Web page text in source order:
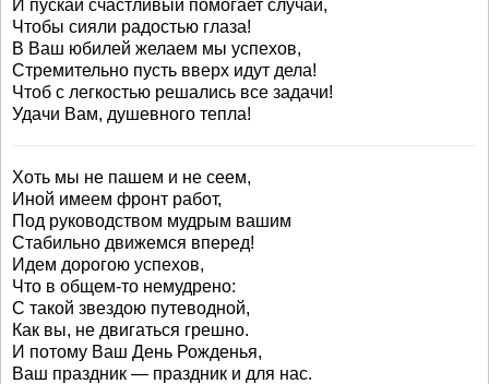
И пускай счастливый помогает случай,
Чтобы сияли радостью глаза!
В Ваш юбилей желаем мы успехов,
Стремительно пусть вверх идут дела!
Чтоб с легкостью решались все задачи!
Удачи Вам, душевного тепла!
Хоть мы не пашем и не сеем,
Иной имеем фронт работ,
Под руководством мудрым вашим
Стабильно движемся вперед!
Идем дорогою успехов,
Что в общем-то немудрено:
С такой звездою путеводной,
Как вы, не двигаться грешно.
И потому Ваш День Рожденья,
Ваш праздник — праздник и для нас.